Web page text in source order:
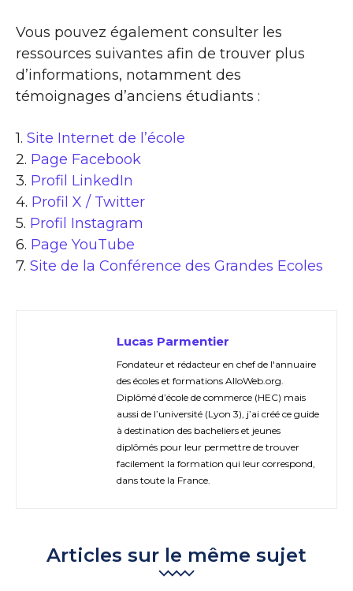
Vous pouvez également consulter les
ressources suivantes afin de trouver plus
d’informations, notamment des
témoignages d’anciens étudiants :
1. Site Internet de l’école
2. Page Facebook
3. Profil LinkedIn
4. Profil X / Twitter
5. Profil Instagram
6. Page YouTube
7. Site de la Conférence des Grandes Ecoles
Lucas Parmentier
Fondateur et rédacteur en chef de l'annuaire
des écoles et formations AlloWeb.org.
Diplômé d’école de commerce (HEC) mais
aussi de l’université (Lyon 3), j’ai créé ce guide
à destination des bacheliers et jeunes
diplômés pour leur permettre de trouver
facilement la formation qui leur correspond,
dans toute la France.
Articles sur le même sujet